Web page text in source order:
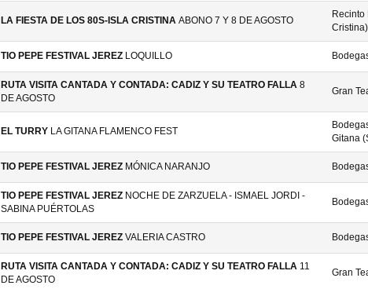
LA FIESTA DE LOS 80S-ISLA CRISTINA ABONO 7 Y 8 DE AGOSTO
Recinto
Cristina)
TIO PEPE FESTIVAL JEREZ LOQUILLO
RUTA VISITA CANTADA Y CONTADA: CADIZ Y SU TEATRO FALLA 8
DE AGOSTO
Gran
EL TURRY LA GITANA FLAMENCO FEST
Gitana
TIO PEPE FESTIVAL JEREZ MÓNICA NARANJO
TIO PEPE FESTIVAL JEREZ NOCHE DE ZARZUELA - ISMAEL JORDI -
SABINA PUÉRTOLAS
TIO PEPE FESTIVAL JEREZ VALERIA CASTRO
RUTA VISITA CANTADA Y CONTADA: CADIZ Y SU TEATRO FALLA 11
DE AGOSTO
Gran